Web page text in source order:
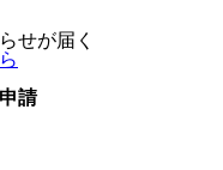
せが届く
請